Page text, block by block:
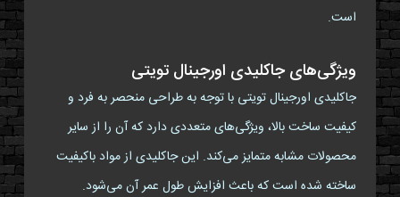
است.
ویژگی‌های جاکلیدی اورجینال تویتی
جاکلیدی اورجینال تویتی با توجه به طراحی منحصر به فرد و
کیفیت ساخت بالا، ویژگی‌های متعددی دارد که آن را از سایر
محصولات مشابه متمایز می‌کند. این جاکلیدی از مواد باکیفیت
ساخته شده است که باعث افزایش طول عمر آن می‌شود.